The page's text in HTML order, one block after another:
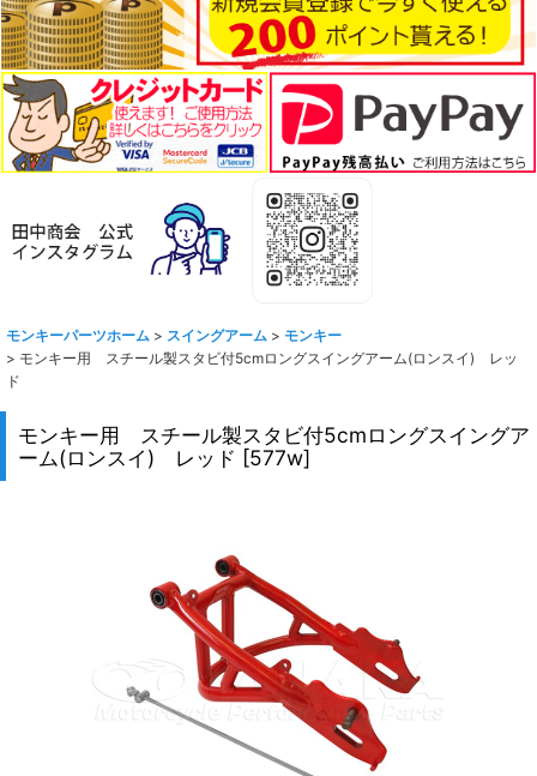
モンキーパーツホーム > スイングアーム > モンキー
> モンキー用 スチール製スタビ付5cmロングスイングアーム(ロンスイ) レッ
ド
モンキー用 スチール製スタビ付5cmロングスイングア
ーム(ロンスイ) レッド [577w]